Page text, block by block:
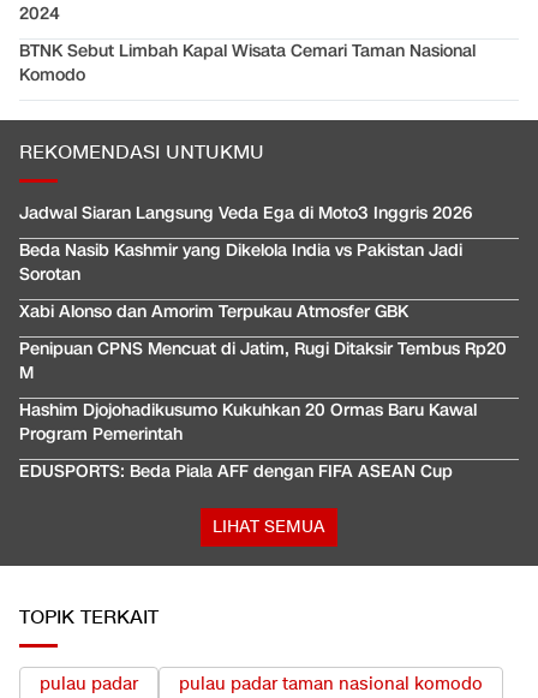
2024
BTNK Sebut Limbah Kapal Wisata Cemari Taman Nasional
Komodo
REKOMENDASI UNTUKMU
Jadwal Siaran Langsung Veda Ega di Moto3 Inggris 2026
Beda Nasib Kashmir yang Dikelola India vs Pakistan Jadi
Sorotan
Xabi Alonso dan Amorim Terpukau Atmosfer GBK
Penipuan CPNS Mencuat di Jatim, Rugi Ditaksir Tembus Rp20
M
Hashim Djojohadikusumo Kukuhkan 20 Ormas Baru Kawal
Program Pemerintah
EDUSPORTS: Beda Piala AFF dengan FIFA ASEAN Cup
LIHAT SEMUA
TOPIK TERKAIT
pulau padar
pulau padar taman nasional komodo